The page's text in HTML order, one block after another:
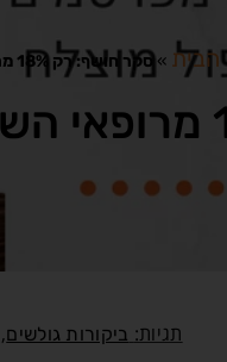
הבית » סקר חושף: רק 18% מרופאי השיניים עונים לביקורת שלילית ברשת
תגיות: ביקורות גולשים,